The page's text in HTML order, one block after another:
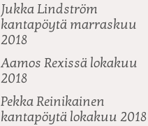
Jukka Lindström
kantapöytä marraskuu
2018
Aamos Rexissä lokakuu
2018
Pekka Reinikainen
kantapöytä lokakuu 2018